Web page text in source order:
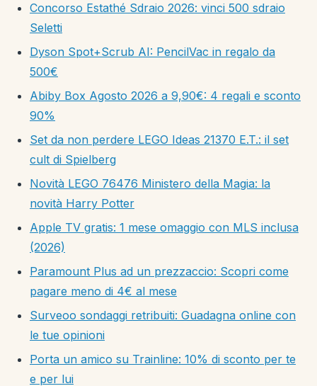
Concorso Estathé Sdraio 2026: vinci 500 sdraio
Seletti
Dyson Spot+Scrub AI: PencilVac in regalo da
500€
Abiby Box Agosto 2026 a 9,90€: 4 regali e sconto
90%
Set da non perdere LEGO Ideas 21370 E.T.: il set
cult di Spielberg
Novità LEGO 76476 Ministero della Magia: la
novità Harry Potter
Apple TV gratis: 1 mese omaggio con MLS inclusa
(2026)
Paramount Plus ad un prezzaccio: Scopri come
pagare meno di 4€ al mese
Surveoo sondaggi retribuiti: Guadagna online con
le tue opinioni
Porta un amico su Trainline: 10% di sconto per te
e per lui